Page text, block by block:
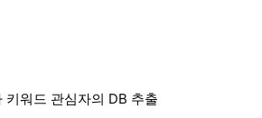
키워드 관심자의 DB 추출